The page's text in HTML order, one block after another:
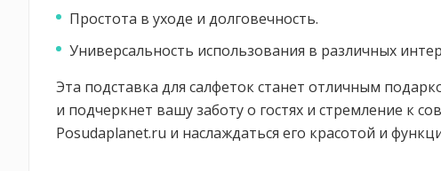
Простота в уходе и долговечность.
Универсальность использования в различных
Эта подставка для салфеток станет отличным
и подчеркнет вашу заботу о гостях и стремление к
Posudaplanet.ru и наслаждаться его красотой и